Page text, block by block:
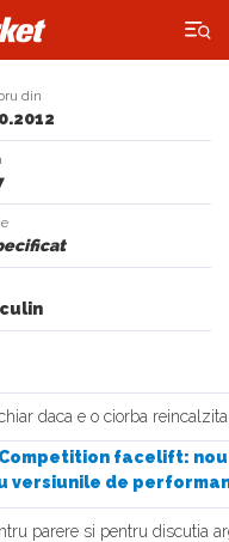
×
din
daca e o ciorba
Competition facelift:
versiunile de
parere si pentru discutia